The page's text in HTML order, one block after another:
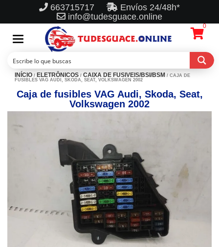
663715717
Envíos 24/48h*
info@tudesguace.online
Toggle
navigation
0
INÍCIO / ELETRÔNICOS / CAIXA DE FUSIVEIS/BSI/BSM / CAJA DE
FUSIBLES VAG AUDI, SKODA, SEAT, VOLKSWAGEN 2002
Caja de fusibles VAG Audi, Skoda, Seat,
Volkswagen 2002